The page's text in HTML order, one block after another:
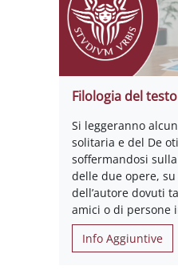
Filologia del
Si leggeranno
solitaria e del De
soffermandosi
delle due opere,
dell’autore dovuti
amici o di persone
Info Aggiuntive